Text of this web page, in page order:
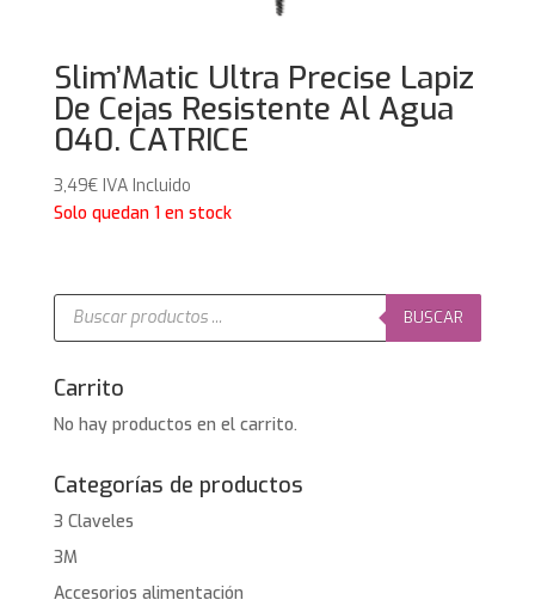
Slim’Matic Ultra Precise Lapiz
De Cejas Resistente Al Agua
040. CATRICE
3,49€ IVA Incluido
Solo quedan 1 en stock
Búsqueda
productos
BUSCAR
Carrito
No hay productos en el carrito.
Categorías de productos
3 Claveles
3M
Accesorios alimentación